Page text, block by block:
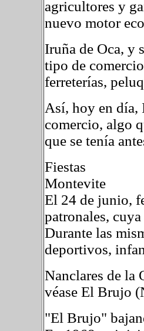
agricultores y
nuevo motor
Iruña de Oca, y
tipo de
ferreterías,
Así, hoy en día,
comercio, algo
que se tenía
Fiestas
Montevite
El 24 de junio,
patronales,
Durante las
deportivos,
Nanclares de la
véase El Brujo
"El Brujo"